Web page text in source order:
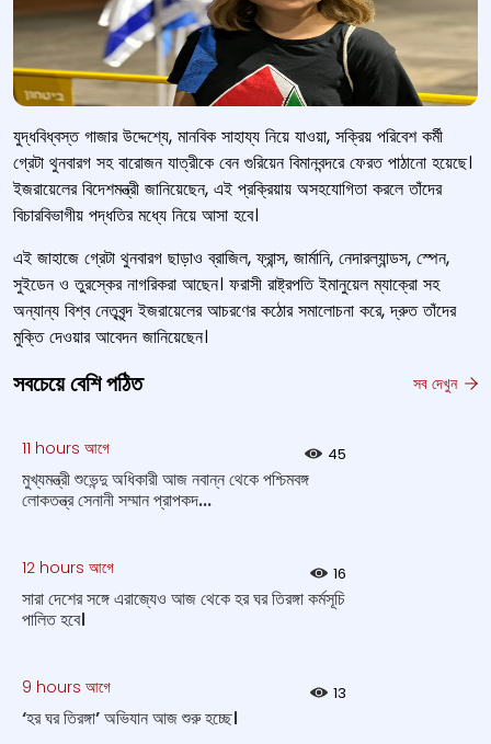
যুদ্ধবিধ্বস্ত গাজার উদ্দেশ্যে, মানবিক সাহায্য নিয়ে যাওয়া, সক্রিয় পরিবেশ কর্মী
গ্রেটা থুনবারগ সহ বারোজন যাত্রীকে বেন গুরিয়েন বিমানবন্দরে ফেরত পাঠানো হয়েছে।
ইজরায়েলের বিদেশমন্ত্রী জানিয়েছেন, এই প্রক্রিয়ায় অসহযোগিতা করলে তাঁদের
বিচারবিভাগীয় পদ্ধতির মধ্যে নিয়ে আসা হবে।
এই জাহাজে গ্রেটা থুনবারগ ছাড়াও ব্রাজিল, ফ্রান্স, জার্মানি, নেদারল্যান্ডস, স্পেন,
সুইডেন ও তুরস্কের নাগরিকরা আছেন। ফরাসী রাষ্ট্রপতি ইমানুয়েল ম্যাক্রো সহ
অন্যান্য বিশ্ব নেতৃবৃন্দ ইজরায়েলের আচরণের কঠোর সমালোচনা করে, দ্রুত তাঁদের
মুক্তি দেওয়ার আবেদন জানিয়েছেন।
সবচেয়ে বেশি পঠিত সব দেখুন
11 hours আগে 45
মুখ্যমন্ত্রী শুভেন্দু অধিকারী আজ নবান্ন থেকে পশ্চিমবঙ্গ
লোকতন্ত্র সেনানী সম্মান প্রাপকদ...
12 hours আগে 16
সারা দেশের সঙ্গে এরাজ্যেও আজ থেকে হর ঘর তিরঙ্গা কর্মসূচি
পালিত হবে।
9 hours আগে 13
‘হর ঘর তিরঙ্গা’ অভিযান আজ শুরু হচ্ছে।